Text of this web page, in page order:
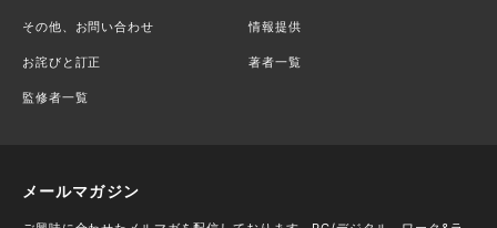
その他、お問い合わせ 情報提供
お詫びと訂正 著者一覧
監修者一覧
メールマガジン